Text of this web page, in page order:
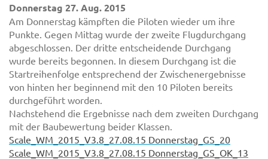
Donnerstag 27. Aug. 2015
Am Donnerstag kämpften die Piloten wieder um ihre
Punkte. Gegen Mittag wurde der zweite Flugdurchgang
abgeschlossen. Der dritte entscheidende Durchgang
wurde bereits begonnen. In diesem Durchgang ist die
Startreihenfolge entsprechend der Zwischenergebnisse
von hinten her beginnend mit den 10 Piloten bereits
durchgeführt worden.
Nachstehend die Ergebnisse nach dem zweiten Durchgang
mit der Baubewertung beider Klassen.
Scale_WM_2015_V3.8_27.08.15 Donnerstag_GS_20
Scale_WM_2015_V3.8_27.08.15 Donnerstag_GS_OK_13